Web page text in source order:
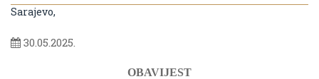
Sarajevo,
30.05.2025.
OBAVIJEST